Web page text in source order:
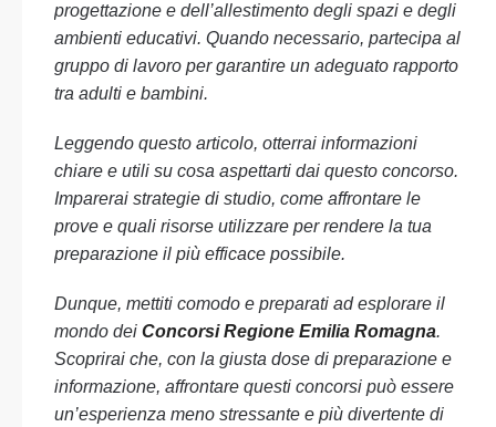
progettazione e dell’allestimento degli spazi e degli
ambienti educativi. Quando necessario, partecipa al
gruppo di lavoro per garantire un adeguato rapporto
tra adulti e bambini.
Leggendo questo articolo, otterrai informazioni
chiare e utili su cosa aspettarti dai questo concorso.
Imparerai strategie di studio, come affrontare le
prove e quali risorse utilizzare per rendere la tua
preparazione il più efficace possibile.
Dunque, mettiti comodo e preparati ad esplorare il
mondo dei Concorsi Regione Emilia Romagna.
Scoprirai che, con la giusta dose di preparazione e
informazione, affrontare questi concorsi può essere
un’esperienza meno stressante e più divertente di